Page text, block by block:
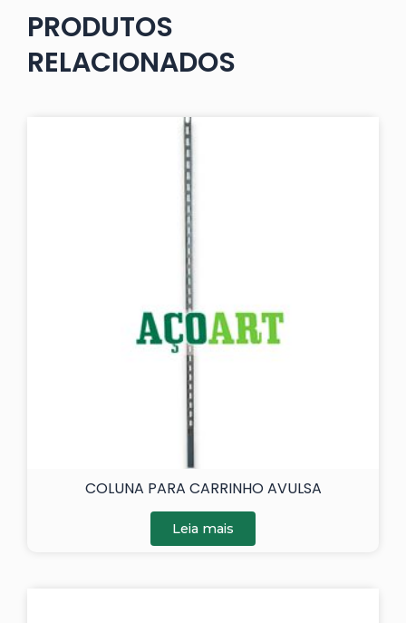
PRODUTOS
RELACIONADOS
COLUNA PARA CARRINHO AVULSA
Leia mais